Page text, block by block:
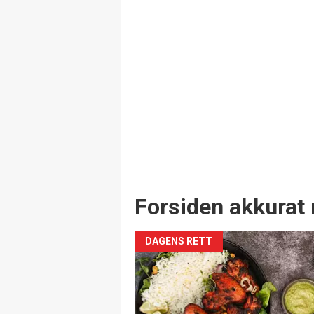
Forsiden akkurat
DAGENS RETT